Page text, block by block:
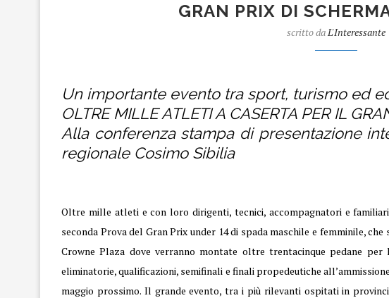
GRAN PRIX DI
scritto daL'Interessante
Un importante evento tra sport, turismo ed
OLTRE MILLE ATLETI A CASERTA PER IL
Alla conferenza stampa di presentazione
regionale Cosimo Sibilia
Oltre mille atleti e con loro dirigenti, tecnici, accompagnatori e
seconda Prova del Gran Prix under 14 di spada maschile e femminile,
Crowne Plaza dove verranno montate oltre trentacinque pedane
eliminatorie, qualificazioni, semifinali e finali propedeutiche
maggio prossimo. Il grande evento, tra i più rilevanti ospitati in